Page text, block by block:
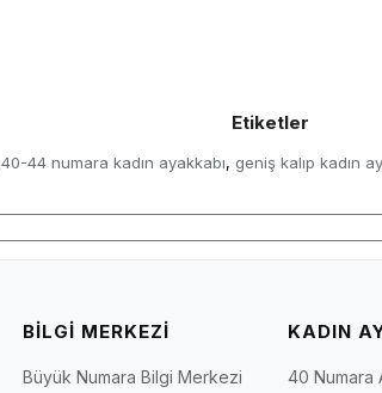
Etiketler
40-44 numara kadın ayakkabı, geniş kalıp kadın
BİLGİ MERKEZİ
Büyük Numara Bilgi Merkezi
KADIN
40 Numara